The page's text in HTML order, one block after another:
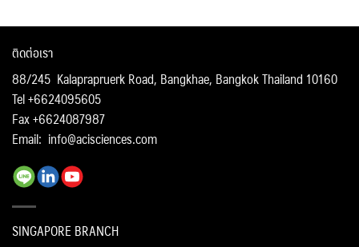
ติดต่อเรา
88/245 Kalaprapruerk Road, Bangkhae, Bangkok Thailand 10160
Tel +6624095605
Fax +6624087987
Email: info@acisciences.com
SINGAPORE BRANCH